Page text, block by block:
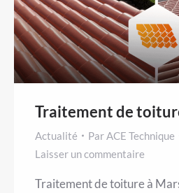
Traitement de
Actualité ParACE Technique
Laisser un commentaire
Traitement de toiture à